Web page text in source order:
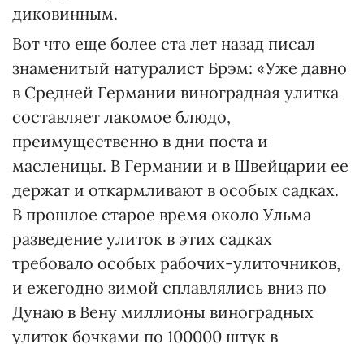
диковинным.
Вот что еще более ста лет назад писал
знаменитый натуралист Брэм: «Уже давно
в Средней Германии виноградная улитка
составляет лакомое блюдо,
преимущественно в дни поста и
масленицы. В Германии и в Швейцарии ее
держат и откармливают в особых садках.
В прошлое старое время около Ульма
разведение улиток в этих садках
требовало особых рабочих-улиточников,
и ежегодно зимой сплавлялись вниз по
Дунаю в Вену миллионы виноградных
улиток бочками по 100000 штук в